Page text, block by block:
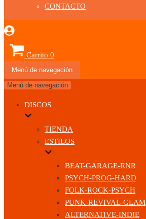
CONTACTO
Carrito 0
Menú de navegación
Menú de navegación
DISCOS
TIENDA
ESTILOS
BEAT-GARAGE-RNR
PSYCH-PROG-HARD
FOLK-ROCK-PSYCH
PUNK-REVIVAL-GLAM
ALTERNATIVE-INDIE